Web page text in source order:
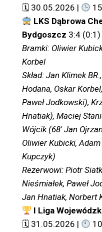
🗓 30.05.2026 |
LKS Dąbrowa
Bydgoszcz 3:4 (0:1)
Bramki: Oliwier
Korbel
Skład: Jan Klimek
Hodana, Oskar
Paweł Jodkowski),
Hnatiak), Maciej
Wójcik (68′ Jan
Oliwier Kubicki,
Kupczyk)
Rezerwowi: Piotr
Nieśmiałek, Paweł
Jan Hnatiak, Norbert
I Liga
🗓 31.05.2026 |